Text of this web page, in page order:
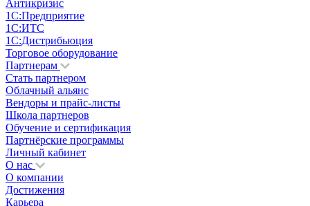
Антикризис
1С:Предприятие
1С:ИТС
1С:Дистрибьюция
Торговое оборудование
Партнерам
Стать партнером
Облачный альянс
Вендоры и прайс-листы
Школа партнеров
Обучение и сертификация
Партнёрские программы
Личный кабинет
О нас
О компании
Достижения
Карьера